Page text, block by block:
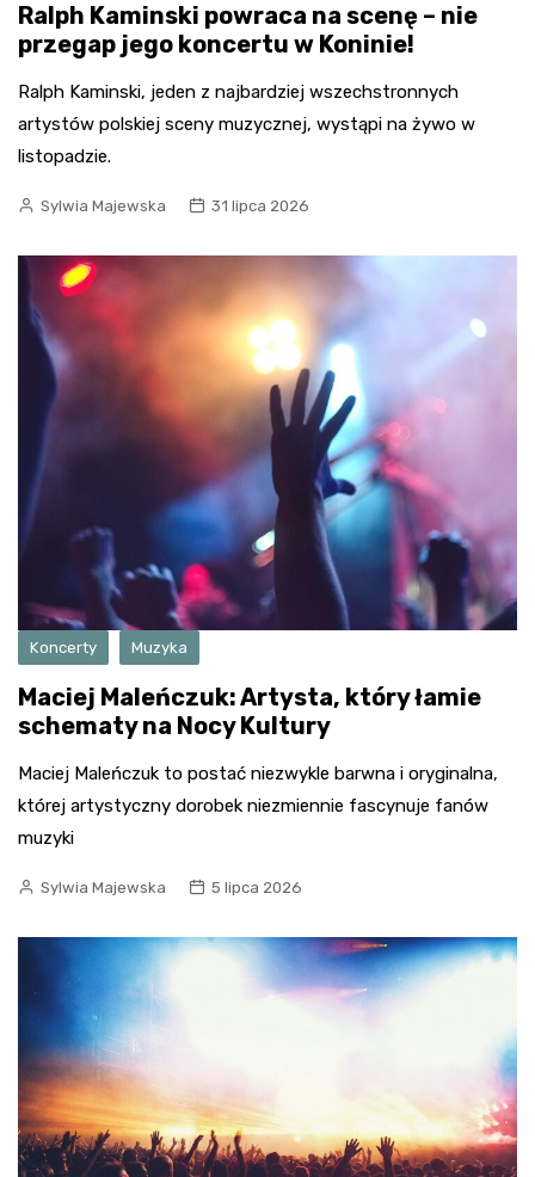
Ralph Kaminski powraca na scenę – nie
przegap jego koncertu w Koninie!
Ralph Kaminski, jeden z najbardziej wszechstronnych
artystów polskiej sceny muzycznej, wystąpi na żywo w
listopadzie.
Sylwia Majewska 31 lipca 2026
Koncerty Muzyka
Maciej Maleńczuk: Artysta, który łamie
schematy na Nocy Kultury
Maciej Maleńczuk to postać niezwykle barwna i oryginalna,
której artystyczny dorobek niezmiennie fascynuje fanów
muzyki
Sylwia Majewska 5 lipca 2026